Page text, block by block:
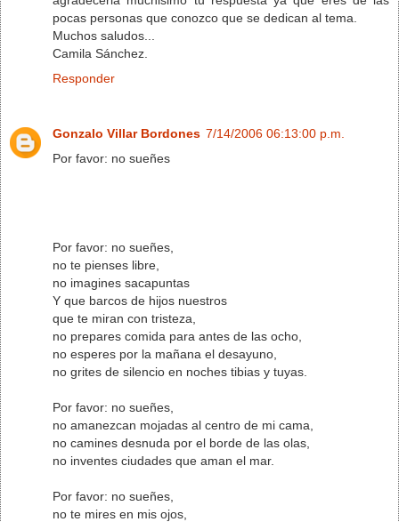
pocas personas que conozco que se dedican al tema.
Muchos saludos...
Camila Sánchez.
Responder
Gonzalo Villar Bordones 7/14/2006 06:13:00 p.m.
Por favor: no sueñes
Por favor: no sueñes,
no te pienses libre,
no imagines sacapuntas
Y que barcos de hijos nuestros
que te miran con tristeza,
no prepares comida para antes de las ocho,
no esperes por la mañana el desayuno,
no grites de silencio en noches tibias y tuyas.
Por favor: no sueñes,
no amanezcan mojadas al centro de mi cama,
no camines desnuda por el borde de las olas,
no inventes ciudades que aman el mar.
Por favor: no sueñes,
no te mires en mis ojos,